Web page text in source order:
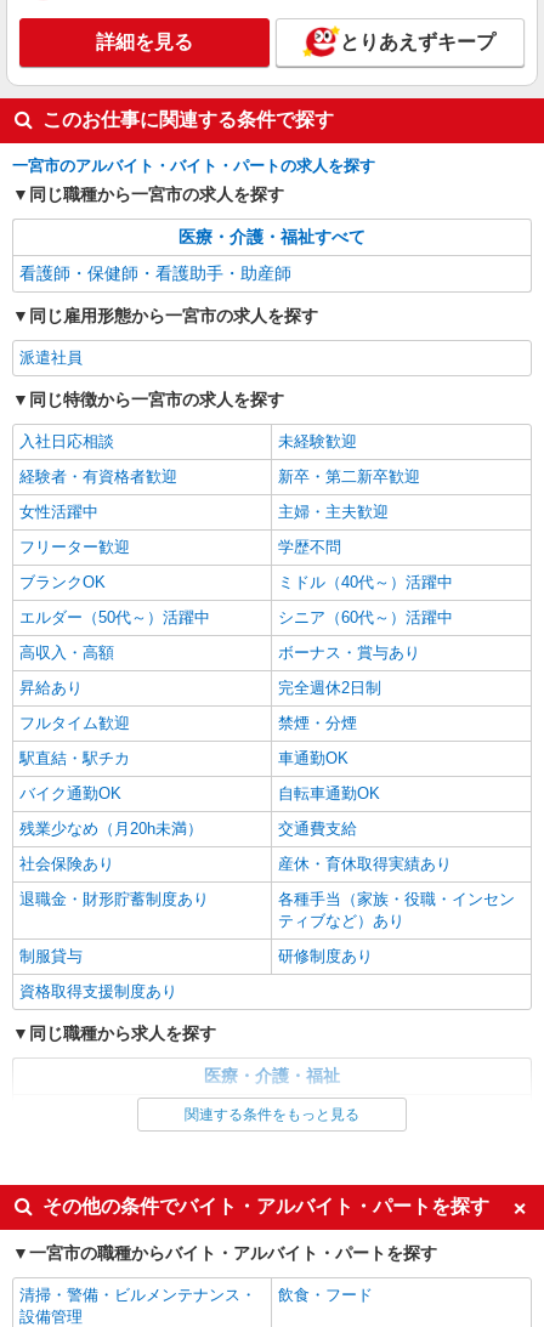
キープ 詳細を見る
日研トータルソーシング株式会社 メディカルケア事業部/名古屋オフ
ィス【看護助手】
時給1,250円〜
キープ
派遣社員
（株）ウィルオブ・ワークCW 名古屋支店/ms230101
病院内の補助staff
時給1400円 ◆前払い・日払い・週払いOK
愛知県一宮市一宮駅周辺
キープ 詳細を見る
詳細を見る とりあえずキープ
このお仕事に関連する条件で探す
一宮市のアルバイト・バイト・パートの求人を探す
同じ職種から一宮市の求人を探す
医療・介護・福祉すべて
看護師・保健師・看護助手・助産師
同じ雇用形態から一宮市の求人を探す
派遣社員
同じ特徴から一宮市の求人を探す
入社日応相談
未経験歓迎
経験者・有資格者歓迎
新卒・第二新卒歓迎
女性活躍中
主婦・主夫歓迎
フリーター歓迎
学歴不問
ブランクOK
ミドル（40代～）活躍中
エルダー（50代～）活躍中
シニア（60代～）活躍中
高収入・高額
ボーナス・賞与あり
昇給あり
完全週休2日制
フルタイム歓迎
禁煙・分煙
駅直結・駅チカ
車通勤OK
バイク通勤OK
自転車通勤OK
残業少なめ（月20h未満）
交通費支給
社会保険あり
産休・育休取得実績あり
退職金・財形貯蓄制度あり
各種手当（家族・役職・インセン
ティブなど）あり
制服貸与
研修制度あり
資格取得支援制度あり
同じ職種から求人を探す
医療・介護・福祉
看護師・保健師・看護助手・助産師
未経験歓迎
ミドル（40代～）活躍中
ボーナス・賞与あり
車通勤OK
交通費支給
社会保険あり
産休・育休取得実績あり
関連する条件をもっと見る
その他の条件でバイト・アルバイト・パートを探す
一宮市の職種からバイト・アルバイト・パートを探す
清掃・警備・ビルメンテナンス・
設備管理
飲食・フード